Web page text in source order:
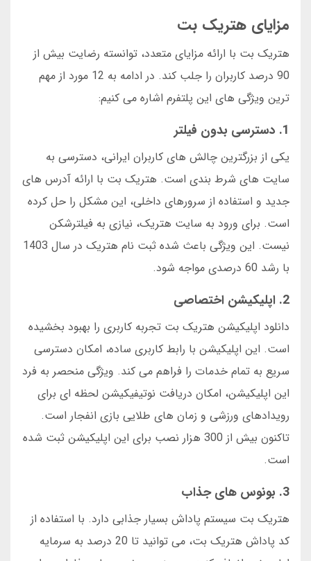
مزایای هتریک بت
هتریک بت با ارائه مزایای متعدد، توانسته رضایت بیش از
90 درصد کاربران را جلب کند. در ادامه به 12 مورد از مهم
ترین ویژگی های این پلتفرم اشاره می کنیم:
1. دسترسی بدون فیلتر
یکی از بزرگترین چالش های کاربران ایرانی، دسترسی به
سایت های شرط بندی است. هتریک بت با ارائه آدرس های
جدید و استفاده از سرورهای داخلی، این مشکل را حل کرده
است. برای ورود به سایت هتریک، نیازی به فیلترشکن
نیست. این ویژگی باعث شده ثبت نام هتریک در سال 1403
با رشد 60 درصدی مواجه شود.
2. اپلیکیشن اختصاصی
دانلود اپلیکیشن هتریک بت تجربه کاربری را بهبود بخشیده
است. این اپلیکیشن با رابط کاربری ساده، امکان دسترسی
سریع به تمام خدمات را فراهم می کند. ویژگی منحصر به فرد
این اپلیکیشن، امکان دریافت نوتیفیکیشن لحظه ای برای
رویدادهای ورزشی و زمان های طلایی بازی انفجار است.
تاکنون بیش از 300 هزار نصب برای این اپلیکیشن ثبت شده
است.
3. بونوس های جذاب
هتریک بت سیستم پاداش بسیار جذابی دارد. با استفاده از
کد پاداش هتریک بت، می توانید تا 20 درصد به سرمایه